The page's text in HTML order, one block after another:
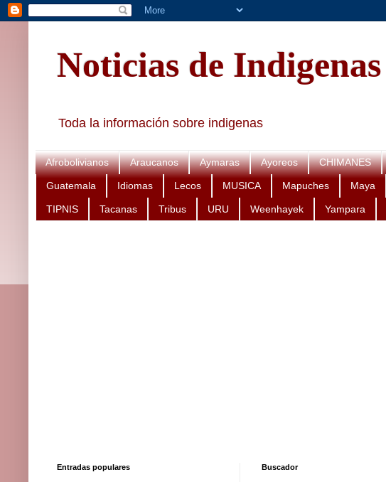
Noticias de Indigenas
Toda la información sobre indigenas
Afrobolivianos Araucanos Aymaras Ayoreos CHIMANES
Guatemala Idiomas Lecos MUSICA Mapuches Maya
TIPNIS Tacanas Tribus URU Weenhayek Yampara
Buscador
Entradas populares